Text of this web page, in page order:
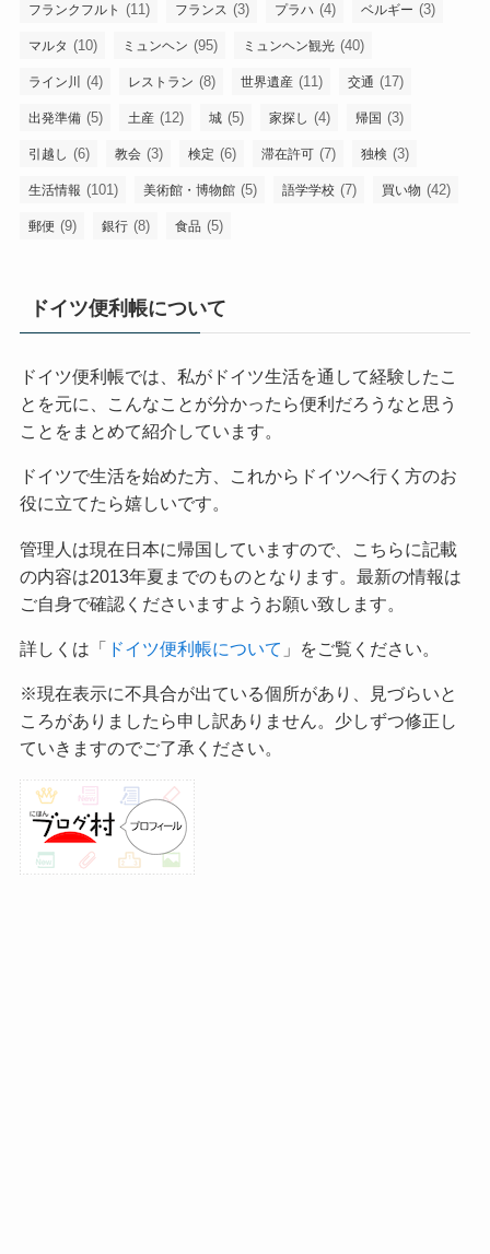
フランクフルト (11) フランス (3) プラハ (4) ベルギー (3)
マルタ (10) ミュンヘン (95) ミュンヘン観光 (40)
ライン川 (4) レストラン (8) 世界遺産 (11) 交通 (17)
出発準備 (5) 土産 (12) 城 (5) 家探し (4) 帰国 (3)
引越し (6) 教会 (3) 検定 (6) 滞在許可 (7) 独検 (3)
生活情報 (101) 美術館・博物館 (5) 語学学校 (7) 買い物 (42)
郵便 (9) 銀行 (8) 食品 (5)
ドイツ便利帳について
ドイツ便利帳では、私がドイツ生活を通して経験したこ
とを元に、こんなことが分かったら便利だろうなと思う
ことをまとめて紹介しています。
ドイツで生活を始めた方、これからドイツへ行く方のお
役に立てたら嬉しいです。
管理人は現在日本に帰国していますので、こちらに記載
の内容は2013年夏までのものとなります。最新の情報は
ご自身で確認くださいますようお願い致します。
詳しくは「 ドイツ便利帳について 」をご覧ください。
※現在表示に不具合が出ている個所があり、見づらいと
ころがありましたら申し訳ありません。少しずつ修正し
ていきますのでご了承ください。